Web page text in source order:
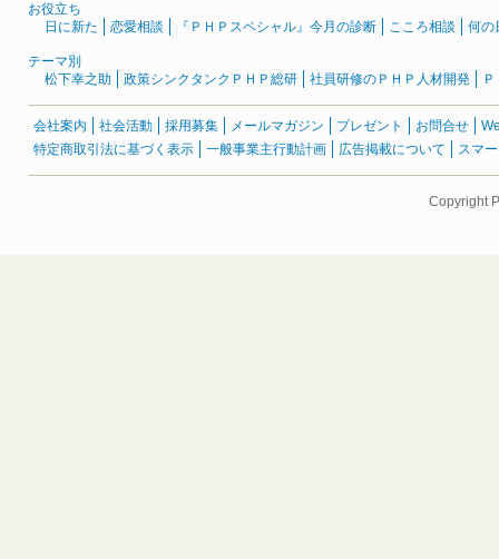
お役立ち
日に新た
恋愛相談 『ＰＨＰスペシャル』今月の診断 こころ相談 何の
テーマ別
松下幸之助
政策シンクタンクＰＨＰ総研 社員研修のＰＨＰ人材開発
会社案内 社会活動 採用募集 メールマガジン プレゼント お問合せ
特定商取引法に基づく表示
一般事業主行動計画 広告掲載について スマ
Copyright